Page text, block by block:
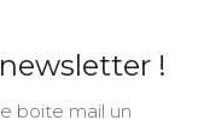
!
boite mail un